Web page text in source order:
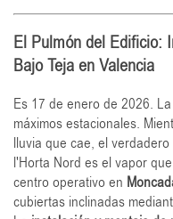
El Pulmón del Edificio:
Bajo Teja en Valencia
Es 17 de enero de 2026.
máximos estacionales.
lluvia que cae, el
l'Horta Nord es el vapor
centro operativo en
cubiertas inclinadas